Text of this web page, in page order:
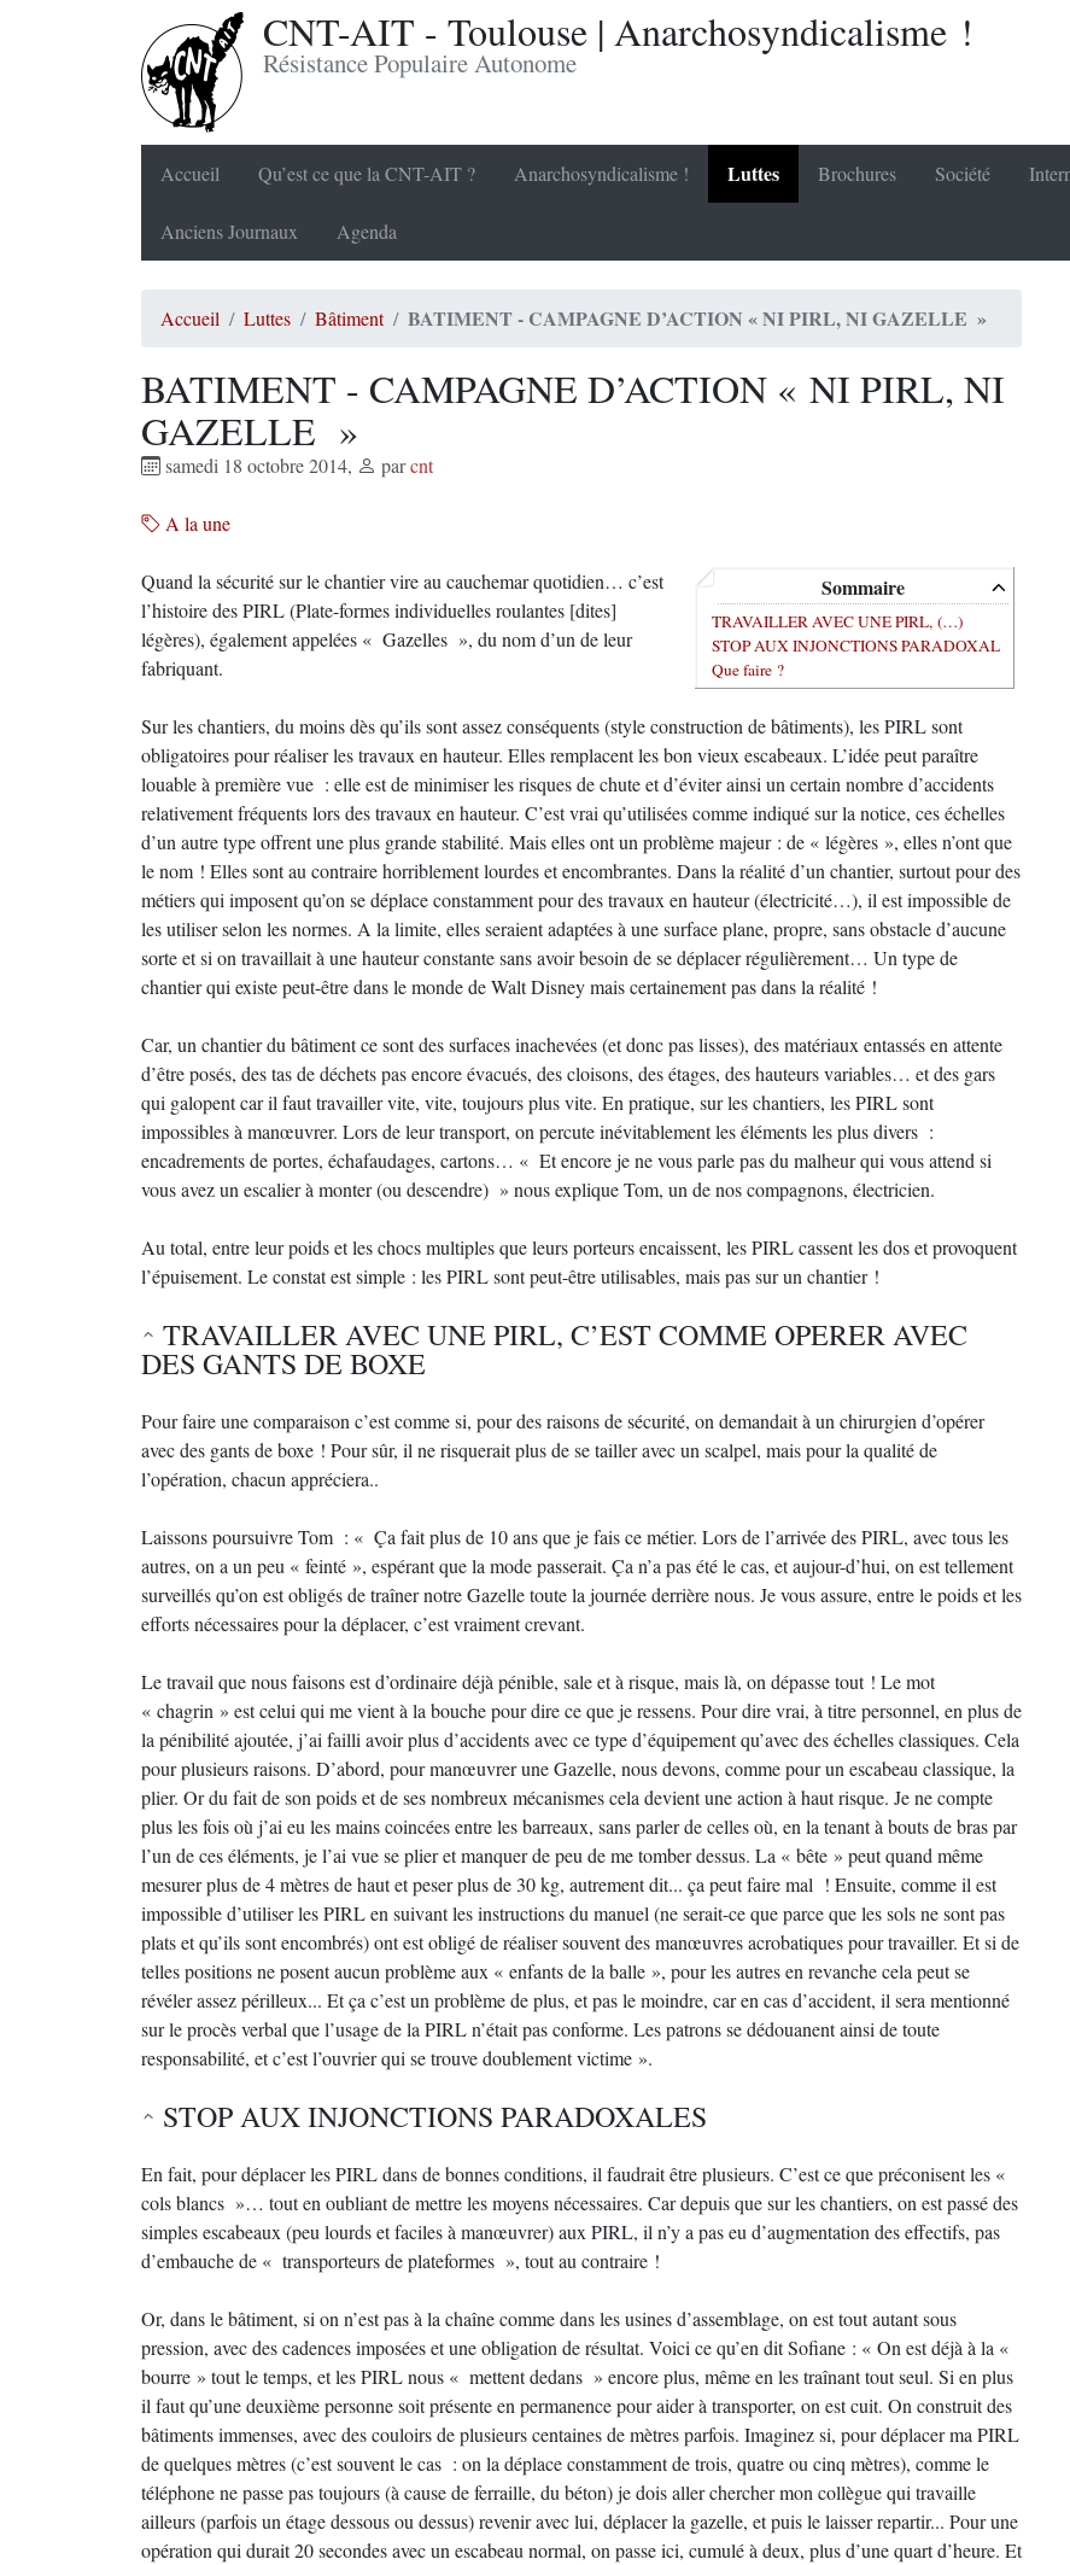
CNT-AIT - Toulouse | Anarchosyndicalisme !
Résistance Populaire Autonome
Accueil Qu’est ce que la CNT-AIT ? Anarchosyndicalisme ! Luttes Brochures Société
Anciens Journaux Agenda
Accueil Luttes Bâtiment BATIMENT - CAMPAGNE D’ACTION « NI PIRL, NI GAZELLE »
BATIMENT - CAMPAGNE D’ACTION « NI PIRL, NI
GAZELLE »
samedi 18 octobre 2014, parcnt
A la une
Sommaire
TRAVAILLER AVEC UNE PIRL, (…)
STOP AUX INJONCTIONS PARADOXAL
Que faire ?
Quand la sécurité sur le chantier vire au cauchemar quotidien… c’est
l’histoire des PIRL (Plate-formes individuelles roulantes [dites]
légères), également appelées « Gazelles », du nom d’un de leur
fabriquant.
Sur les chantiers, du moins dès qu’ils sont assez conséquents (style construction de bâtiments), les PIRL sont
obligatoires pour réaliser les travaux en hauteur. Elles remplacent les bon vieux escabeaux. L’idée peut paraître
louable à première vue : elle est de minimiser les risques de chute et d’éviter ainsi un certain nombre d’accidents
relativement fréquents lors des travaux en hauteur. C’est vrai qu’utilisées comme indiqué sur la notice, ces échelles
d’un autre type offrent une plus grande stabilité. Mais elles ont un problème majeur : de « légères », elles n’ont que
le nom ! Elles sont au contraire horriblement lourdes et encombrantes. Dans la réalité d’un chantier, surtout pour des
métiers qui imposent qu’on se déplace constamment pour des travaux en hauteur (électricité…), il est impossible de
les utiliser selon les normes. A la limite, elles seraient adaptées à une surface plane, propre, sans obstacle d’aucune
sorte et si on travaillait à une hauteur constante sans avoir besoin de se déplacer régulièrement… Un type de
chantier qui existe peut-être dans le monde de Walt Disney mais certainement pas dans la réalité !
Car, un chantier du bâtiment ce sont des surfaces inachevées (et donc pas lisses), des matériaux entassés en attente
d’être posés, des tas de déchets pas encore évacués, des cloisons, des étages, des hauteurs variables… et des gars
qui galopent car il faut travailler vite, vite, toujours plus vite. En pratique, sur les chantiers, les PIRL sont
impossibles à manœuvrer. Lors de leur transport, on percute inévitablement les éléments les plus divers :
encadrements de portes, échafaudages, cartons… « Et encore je ne vous parle pas du malheur qui vous attend si
vous avez un escalier à monter (ou descendre) » nous explique Tom, un de nos compagnons, électricien.
Au total, entre leur poids et les chocs multiples que leurs porteurs encaissent, les PIRL cassent les dos et provoquent
l’épuisement. Le constat est simple : les PIRL sont peut-être utilisables, mais pas sur un chantier !
TRAVAILLER AVEC UNE PIRL, C’EST COMME OPERER AVEC
DES GANTS DE BOXE
Pour faire une comparaison c’est comme si, pour des raisons de sécurité, on demandait à un chirurgien d’opérer
avec des gants de boxe ! Pour sûr, il ne risquerait plus de se tailler avec un scalpel, mais pour la qualité de
l’opération, chacun appréciera..
Laissons poursuivre Tom : « Ça fait plus de 10 ans que je fais ce métier. Lors de l’arrivée des PIRL, avec tous les
autres, on a un peu « feinté », espérant que la mode passerait. Ça n’a pas été le cas, et aujour-d’hui, on est tellement
surveillés qu’on est obligés de traîner notre Gazelle toute la journée derrière nous. Je vous assure, entre le poids et les
efforts nécessaires pour la déplacer, c’est vraiment crevant.
Le travail que nous faisons est d’ordinaire déjà pénible, sale et à risque, mais là, on dépasse tout ! Le mot
« chagrin » est celui qui me vient à la bouche pour dire ce que je ressens. Pour dire vrai, à titre personnel, en plus de
la pénibilité ajoutée, j’ai failli avoir plus d’accidents avec ce type d’équipement qu’avec des échelles classiques. Cela
pour plusieurs raisons. D’abord, pour manœuvrer une Gazelle, nous devons, comme pour un escabeau classique, la
plier. Or du fait de son poids et de ses nombreux mécanismes cela devient une action à haut risque. Je ne compte
plus les fois où j’ai eu les mains coincées entre les barreaux, sans parler de celles où, en la tenant à bouts de bras par
l’un de ces éléments, je l’ai vue se plier et manquer de peu de me tomber dessus. La « bête » peut quand même
mesurer plus de 4 mètres de haut et peser plus de 30 kg, autrement dit... ça peut faire mal ! Ensuite, comme il est
impossible d’utiliser les PIRL en suivant les instructions du manuel (ne serait-ce que parce que les sols ne sont pas
plats et qu’ils sont encombrés) ont est obligé de réaliser souvent des manœuvres acrobatiques pour travailler. Et si de
telles positions ne posent aucun problème aux « enfants de la balle », pour les autres en revanche cela peut se
révéler assez périlleux... Et ça c’est un problème de plus, et pas le moindre, car en cas d’accident, il sera mentionné
sur le procès verbal que l’usage de la PIRL n’était pas conforme. Les patrons se dédouanent ainsi de toute
responsabilité, et c’est l’ouvrier qui se trouve doublement victime ».
STOP AUX INJONCTIONS PARADOXALES
En fait, pour déplacer les PIRL dans de bonnes conditions, il faudrait être plusieurs. C’est ce que préconisent les «
cols blancs »… tout en oubliant de mettre les moyens nécessaires. Car depuis que sur les chantiers, on est passé des
simples escabeaux (peu lourds et faciles à manœuvrer) aux PIRL, il n’y a pas eu d’augmentation des effectifs, pas
d’embauche de « transporteurs de plateformes », tout au contraire !
Or, dans le bâtiment, si on n’est pas à la chaîne comme dans les usines d’assemblage, on est tout autant sous
pression, avec des cadences imposées et une obligation de résultat. Voici ce qu’en dit Sofiane : « On est déjà à la «
bourre » tout le temps, et les PIRL nous « mettent dedans » encore plus, même en les traînant tout seul. Si en plus
il faut qu’une deuxième personne soit présente en permanence pour aider à transporter, on est cuit. On construit des
bâtiments immenses, avec des couloirs de plusieurs centaines de mètres parfois. Imaginez si, pour déplacer ma PIRL
de quelques mètres (c’est souvent le cas : on la déplace constamment de trois, quatre ou cinq mètres), comme le
téléphone ne passe pas toujours (à cause de ferraille, du béton) je dois aller chercher mon collègue qui travaille
ailleurs (parfois un étage dessous ou dessus) revenir avec lui, déplacer la gazelle, et puis le laisser repartir... Pour une
opération qui durait 20 secondes avec un escabeau normal, on passe ici, cumulé à deux, plus d’une quart d’heure. Et